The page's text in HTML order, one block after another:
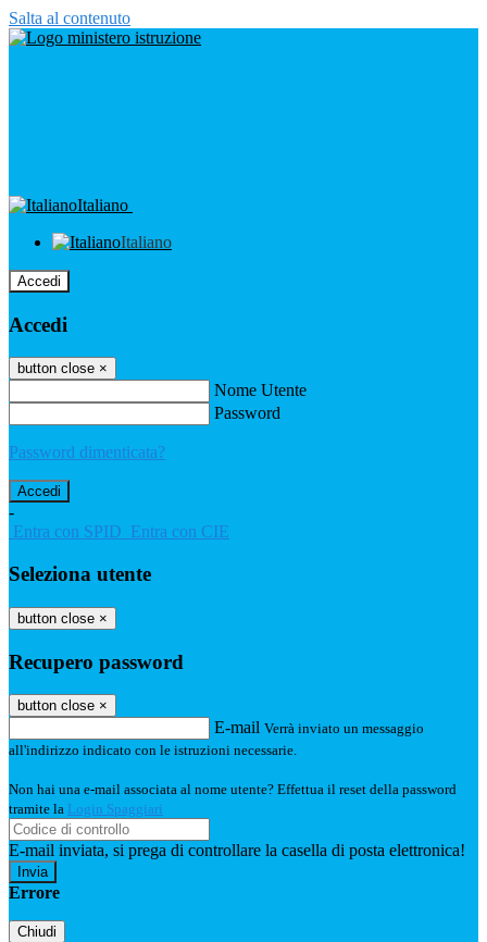
Salta al contenuto
Italiano
Italiano
Accedi
Accedi
button close ×
Nome Utente
Password
Password dimenticata?
-
Entra con SPID Entra con CIE
Seleziona utente
button close ×
Recupero password
button close ×
E-mail Verrà inviato un messaggio
all'indirizzo indicato con le istruzioni necessarie.
Non hai una e-mail associata al nome utente? Effettua il reset della password
tramite la Login Spaggiari
E-mail inviata, si prega di controllare la casella di posta elettronica!
Errore
Chiudi